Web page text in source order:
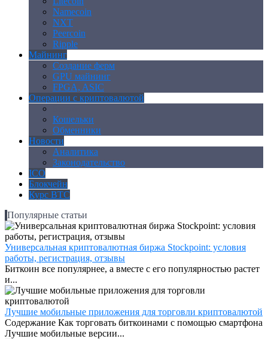
Namecoin
NXT
Peercoin
Ripple
Майнинг
Создание ферм
GPU майнинг
FPGA, ASIC
Операции с криптовалютой
Кошельки
Обменники
Новости
Аналитика
Законодательство
ICO
Блокчейн
Курс BTC
Популярные статьи
Универсальная криптовалютная биржа Stockpoint: условия
работы, регистрация, отзывы
Биткоин все популярнее, а вместе с его популярностью растет
и...
Лучшие мобильные приложения для торговли криптовалютой
Содержание Как торговать биткоинами с помощью смартфона
Лучшие мобильные версии...